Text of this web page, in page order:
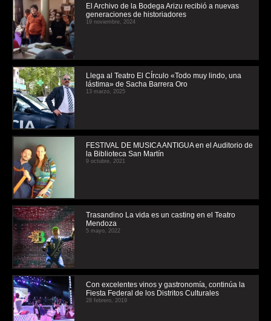
El Archivo de la Bodega Arizu recibió a nuevas
generaciones de historiadores
19 noviembre, 2024
Llega al Teatro El CÍrculo «Todo muy lindo, una
lástima» de Sacha Barrera Oro
13 marzo, 2025
FESTIVAL DE MUSICA ANTIGUA en el Auditorio de
la Biblioteca San Martín
9 octubre, 2021
Trasandino La vida es un casting en el Teatro
Mendoza
5 mayo, 2022
Con excelentes vinos y gastronomía, continúa la
Fiesta Federal de los Distritos Culturales
28 febrero, 2019